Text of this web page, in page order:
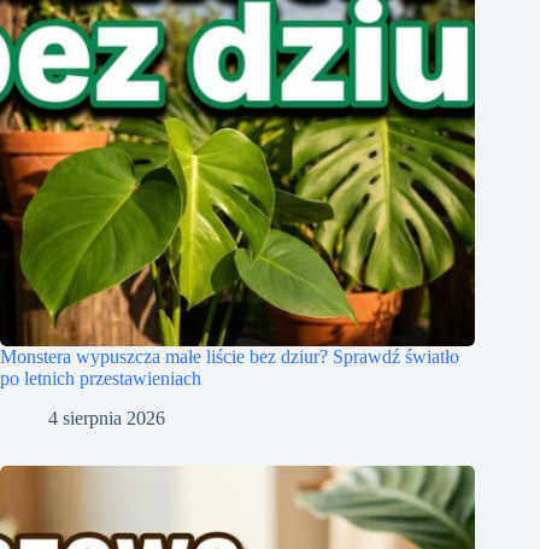
Monstera wypuszcza małe liście bez dziur? Sprawdź światło
po letnich przestawieniach
4 sierpnia 2026